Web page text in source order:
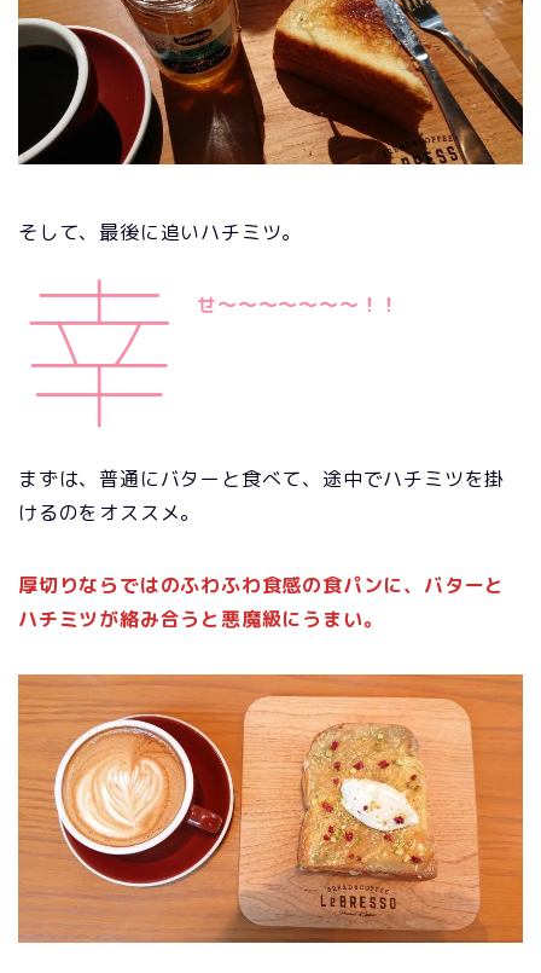
そして、最後に追いハチミツ。
幸 せ～～～～～～～！！
まずは、普通にバターと食べて、途中でハチミツを掛
けるのをオススメ。
厚切りならではのふわふわ食感の食パンに、バターと
ハチミツが絡み合うと悪魔級にうまい。